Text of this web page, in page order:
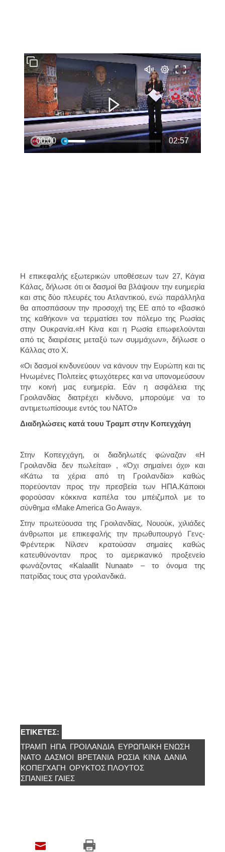
Η επικεφαλής εξωτερικών υποθέσεων των 27, Κάγια
Κάλας, δήλωσε ότι οι δασμοί θα βλάψουν την ευημερία
και στις δύο πλευρές του Ατλαντικού, ενώ παράλληλα
θα αποσπάσουν την προσοχή της ΕΕ από το «βασικό
της καθήκον» να τερματίσει τον πόλεμο της Ρωσίας
στην Ουκρανία.«Η Κίνα και η Ρωσία επωφελούνται
από τις διαιρέσεις μεταξύ των συμμάχων», δήλωσε ο
Κάλλας στο X.
«Οι δασμοί κινδυνεύουν να κάνουν την Ευρώπη και τις
Ηνωμένες Πολιτείες φτωχότερες και να υπονομεύσουν
την κοινή μας ευημερία. Εάν η ασφάλεια της
Γροιλανδίας διατρέχει κίνδυνο, μπορούμε να το
αντιμετωπίσουμε εντός του ΝΑΤΟ»
Διαδηλώσεις κατά τουυ Τραμπ στην Κοπεγχάγη
Στην Κοπεγχάγη, οι διαδηλωτές φώναζαν «Η
Γροιλανδία δεν πωλείται» , «Όχι σημαίνει όχι» και
«Κάτω τα χέρια από τη Γροιλανδία» καθώς
πορεύονταν προς την πρεσβεία των ΗΠΑ.Κάποιοι
φορούσαν κόκκινα καπέλα του μπέιζμπολ με το
σύνθημα «Make America Go Away».
Στην πρωτεύουσα της Γροιλανδίας, Νουούκ, χιλιάδες
άνθρωποι με επικεφαλής την πρωθυπουργό Γενς-
Φρέντερικ Νίλσεν κρατούσαν σημαίες καθώς
κατευθύνονταν προς το αμερικανικό προξενείο
φωνάζοντας «Kalaallit Nunaat» – το όνομα της
πατρίδας τους στα γροιλανδικά.
ΕΤΙΚΈΤΕΣ:
ΤΡΑΜΠ ΗΠΑ ΓΡΟΙΛΑΝΔΊΑ ΕΥΡΩΠΑΙΚΉ ΈΝΩΣΗ
ΝΑΤΟ ΔΑΣΜΟΙ ΒΡΕΤΑΝΊΑ ΡΩΣΊΑ ΚΙΝΑ ΔΑΝΊΑ
ΚΟΠΕΓΧΆΓΗ ΟΡΥΚΤΌΣ ΠΛΟΎΤΟΣ
ΣΠΆΝΙΕΣ ΓΑΊΕΣ